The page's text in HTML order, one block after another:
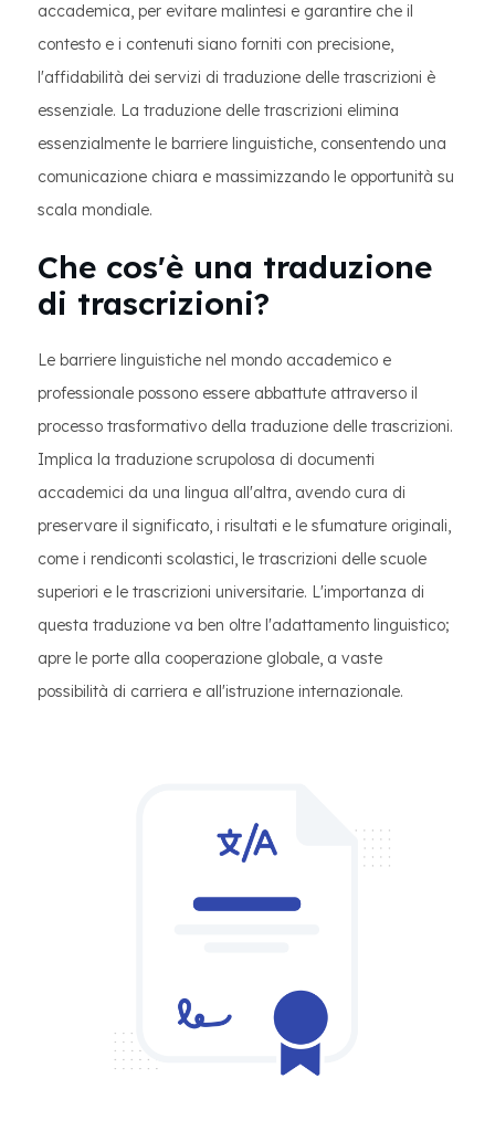
accademica, per evitare malintesi e garantire che il
contesto e i contenuti siano forniti con precisione,
l'affidabilità dei servizi di traduzione delle trascrizioni è
essenziale. La traduzione delle trascrizioni elimina
essenzialmente le barriere linguistiche, consentendo una
comunicazione chiara e massimizzando le opportunità su
scala mondiale.
Che cos'è una traduzione
di trascrizioni?
Le barriere linguistiche nel mondo accademico e
professionale possono essere abbattute attraverso il
processo trasformativo della traduzione delle trascrizioni.
Implica la traduzione scrupolosa di documenti
accademici da una lingua all'altra, avendo cura di
preservare il significato, i risultati e le sfumature originali,
come i rendiconti scolastici, le trascrizioni delle scuole
superiori e le trascrizioni universitarie. L'importanza di
questa traduzione va ben oltre l'adattamento linguistico;
apre le porte alla cooperazione globale, a vaste
possibilità di carriera e all'istruzione internazionale.